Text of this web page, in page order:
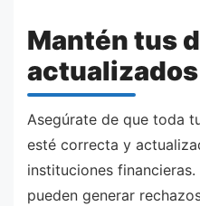
Mantén tus
actualizados
Asegúrate de que toda
esté correcta y
instituciones
pueden generar